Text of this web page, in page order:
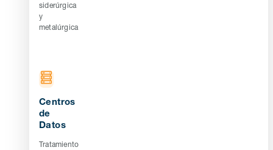
siderúrgica
y
metalúrgica
Centros
de
Datos
Tratamiento